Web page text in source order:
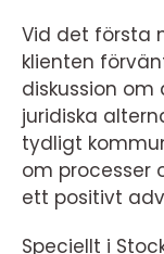
Vid det första
klienten
diskussion
juridiska
tydligt
om processer
ett positivt
Speciellt i